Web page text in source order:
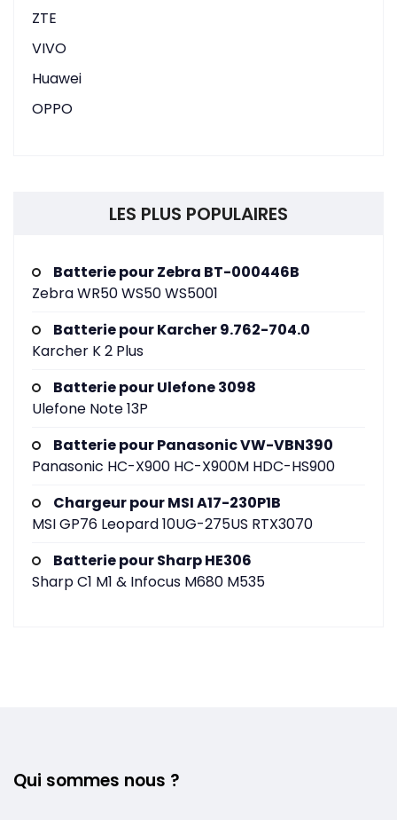
ZTE
VIVO
Huawei
OPPO
LES PLUS POPULAIRES
Batterie pour Zebra BT-000446B
Zebra WR50 WS50 WS5001
Batterie pour Karcher 9.762-704.0
Karcher K 2 Plus
Batterie pour Ulefone 3098
Ulefone Note 13P
Batterie pour Panasonic VW-VBN390
Panasonic HC-X900 HC-X900M HDC-HS900
Chargeur pour MSI A17-230P1B
MSI GP76 Leopard 10UG-275US RTX3070
Batterie pour Sharp HE306
Sharp C1 M1 & Infocus M680 M535
Qui sommes nous ?